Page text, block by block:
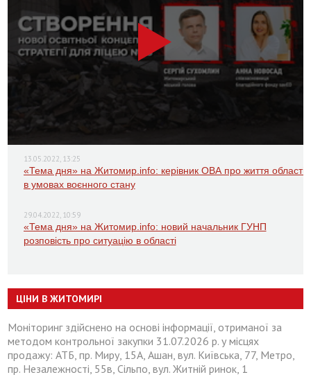
13.05.2022, 13:25
«Тема дня» на Житомир.info: керівник ОВА про життя області
в умовах воєнного стану
29.04.2022, 10:59
«Тема дня» на Житомир.info: новий начальник ГУНП
розповість про ситуацію в області
ЦІНИ В ЖИТОМИРІ
Моніторинг здійснено на основі інформації, отриманої за
методом контрольної закупки 31.07.2026 р. у місцях
продажу: АТБ, пр. Миру, 15А, Ашан, вул. Київська, 77, Метро,
пр. Незалежності, 55в, Сільпо, вул. Житній ринок, 1